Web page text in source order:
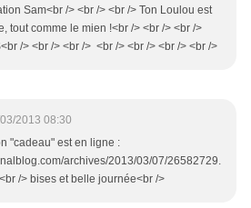
Sam<br /> <br /> <br /> Ton Loulou est
tout comme le mien !<br /> <br /> <br />
/> <br /> <br /> <br /> <br /> <br /> <br />
2013 08:30
"cadeau" est en ligne :
archives/2013/03/07/26582729.
/> bises et belle journée<br />